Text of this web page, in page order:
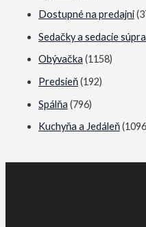
e
Dostupné na predajni
Sedačky a sedacie
Obývačka (1158)
Predsieň(192)
Spálňa (796)
Kuchyňa a Jedáleň